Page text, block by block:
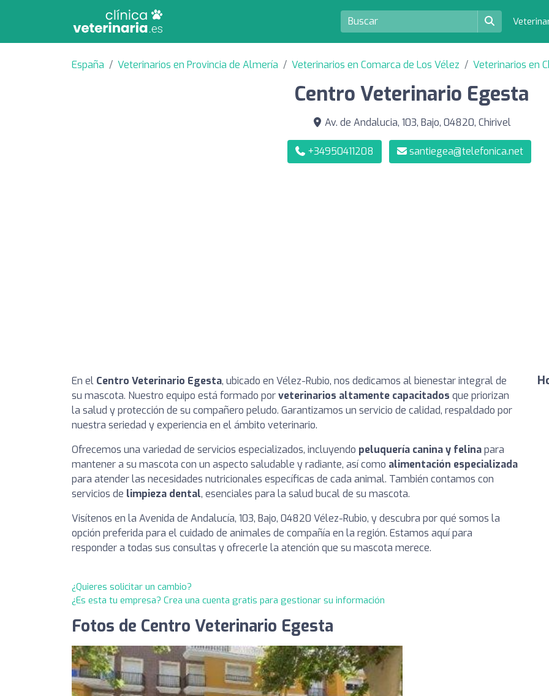
España Veterinarios en Provincia de Almería Veterinarios en Comarca de Los Vélez Veterinarios en
Centro Veterinario Egesta
Av. de Andalucia, 103, Bajo, 04820, Chirivel
+34950411208 santiegea@telefonica.net
En el Centro Veterinario Egesta, ubicado en Vélez-Rubio, nos dedicamos al bienestar integral de
su mascota. Nuestro equipo está formado porveterinarios altamente capacitados que priorizan
la salud y protección de su compañero peludo. Garantizamos un servicio de calidad, respaldado por
nuestra seriedad y experiencia en el ámbito veterinario.
Ofrecemos una variedad de servicios especializados, incluyendo peluquería canina y felinapara
mantener a su mascota con un aspecto saludable y radiante, así como alimentación especializada
para atender las necesidades nutricionales específicas de cada animal. También contamos con
servicios de limpieza dental, esenciales para la salud bucal de su mascota.
Visítenos en la Avenida de Andalucía, 103, Bajo, 04820 Vélez-Rubio, y descubra por qué somos la
opción preferida para el cuidado de animales de compañía en la región. Estamos aquí para
responder a todas sus consultas y ofrecerle la atención que su mascota merece.
¿Quieres solicitar un cambio?
¿Es esta tu empresa? Crea una cuenta gratis para gestionar su información
Fotos de Centro Veterinario Egesta